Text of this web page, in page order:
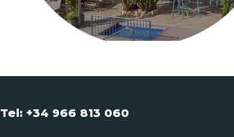
Tel: +34 966 813 060